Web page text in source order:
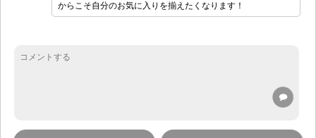
からこそ自分のお気に入りを揃えたくなります！